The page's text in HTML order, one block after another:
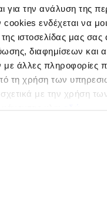
για την ανάλυση της
ενδέχεται να
ιστοσελίδας μας
διαφημίσεων και
άλλες πληροφορίες
τη χρήση των
με την χρήση
0 Η «ΑΚΑΝΘΟΥ»
2 2Η «ΑΚΑΝΘΟΥ»